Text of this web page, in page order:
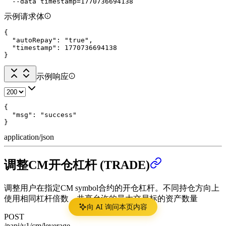
向 AI 询问本页内容
示例请求体
{
  "autoRepay": "true",
  "timestamp": 1770736694138
}
示例响应
{
  "msg": "success"
}
application/json
调整CM开仓杠杆 (TRADE)
调整用户在指定CM symbol合约的开仓杠杆。不同持仓方向上
使用相同杠杆倍数，共享允许的最大交易标的资产数量
POST